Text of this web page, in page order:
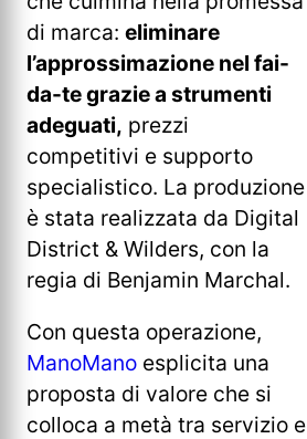
di marca: eliminare
l’approssimazione nel fai-
da-te grazie a strumenti
adeguati, prezzi
competitivi e supporto
specialistico. La produzione
è stata realizzata da Digital
District & Wilders, con la
regia di Benjamin Marchal.
Con questa operazione,
ManoMano esplicita una
proposta di valore che si
colloca a metà tra servizio e